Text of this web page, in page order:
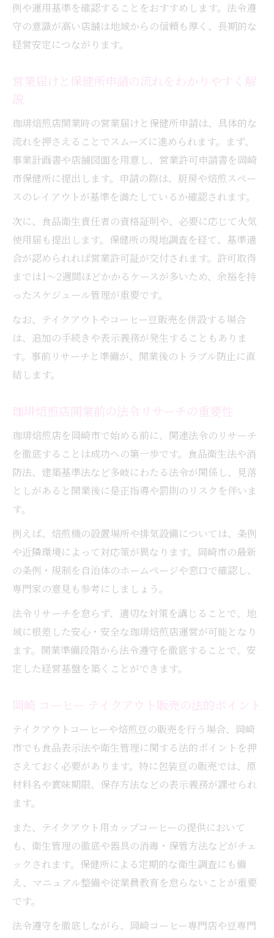
例や運用基準を確認することをおすすめします。法令遵
守の意識が高い店舗は地域からの信頼も厚く、長期的な
経営安定につながります。
営業届けと保健所申請の流れをわかりやすく解
説
珈琲焙煎店開業時の営業届けと保健所申請は、具体的な
流れを押さえることでスムーズに進められます。まず、
事業計画書や店舗図面を用意し、営業許可申請書を岡崎
市保健所に提出します。申請の際は、厨房や焙煎スペー
スのレイアウトが基準を満たしているか確認されます。
次に、食品衛生責任者の資格証明や、必要に応じて火気
使用届も提出します。保健所の現地調査を経て、基準適
合が認められれば営業許可証が交付されます。許可取得
までは1～2週間ほどかかるケースが多いため、余裕を持
ったスケジュール管理が重要です。
なお、テイクアウトやコーヒー豆販売を併設する場合
は、追加の手続きや表示義務が発生することもありま
す。事前リサーチと準備が、開業後のトラブル防止に直
結します。
珈琲焙煎店開業前の法令リサーチの重要性
珈琲焙煎店を岡崎市で始める前に、関連法令のリサーチ
を徹底することは成功への第一歩です。食品衛生法や消
防法、建築基準法など多岐にわたる法令が関係し、見落
としがあると開業後に是正指導や罰則のリスクを伴いま
す。
例えば、焙煎機の設置場所や排気設備については、条例
や近隣環境によって対応策が異なります。岡崎市の最新
の条例・規制を自治体のホームページや窓口で確認し、
専門家の意見も参考にしましょう。
法令リサーチを怠らず、適切な対策を講じることで、地
域に根差した安心・安全な珈琲焙煎店運営が可能となり
ます。開業準備段階から法令遵守を徹底することで、安
定した経営基盤を築くことができます。
岡崎 コーヒー テイクアウト販売の法的ポイント
テイクアウトコーヒーや焙煎豆の販売を行う場合、岡崎
市でも食品表示法や衛生管理に関する法的ポイントを押
さえておく必要があります。特に包装豆の販売では、原
材料名や賞味期限、保存方法などの表示義務が課せられ
ます。
また、テイクアウト用カップコーヒーの提供において
も、衛生管理の徹底や器具の消毒・保管方法などがチェ
ックされます。保健所による定期的な衛生調査にも備
え、マニュアル整備や従業員教育を怠らないことが重要
です。
法令遵守を徹底しながら、岡崎コーヒー専門店や豆専門